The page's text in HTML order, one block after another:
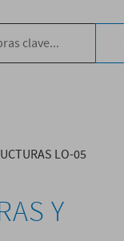
Tecsound®
Texfon
Texsilen
Auxiliares
LO-05
Y